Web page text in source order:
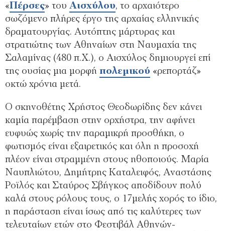
«Πέρσες» του Αισχύλου, το αρχαιότερο
σωζόμενο πλήρες έργο της αρχαίας ελληνικής
δραματουργίας. Αυτόπτης μάρτυρας και
στρατιώτης των Αθηναίων στη Ναυμαχία της
Σαλαμίνας (480 π.Χ.), ο Αισχύλος δημιουργεί επί
της ουσίας μια μορφή πολεμικού «ρεπορτάζ»
οκτώ χρόνια μετά.
Ο σκηνοθέτης Χρήστος Θεοδωρίδης δεν κάνει
καμία παρέμβαση στην ορχήστρα, την αφήνει
ευφυώς χωρίς την παραμικρή προσθήκη, ο
φωτισμός είναι εξαιρετικός και όλη η προσοχή
πλέον είναι στραμμένη στους ηθοποιούς. Μαρία
Ναυπλιώτου, Δημήτρης Καταλειφός, Αναστάσης
Ροϊλός και Σταύρος Σβήγκος αποδίδουν πολύ
καλά στους ρόλους τους, ο 17μελής χορός το ίδιο,
η παράσταση είναι ίσως από τις καλύτερες των
τελευταίων ετών στο Φεστιβάλ Αθηνών-